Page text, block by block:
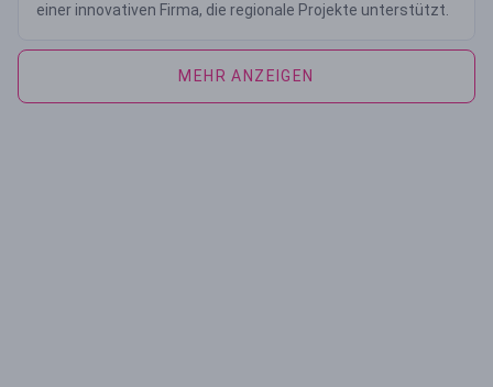
einer innovativen Firma, die regionale Projekte unterstützt.
MEHR ANZEIGEN